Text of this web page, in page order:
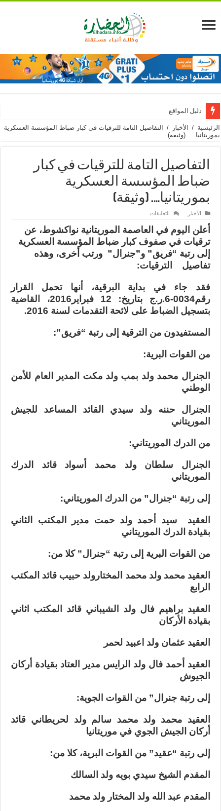
دليل المواقع
الرئيسية / الأخبار / التفاصيل التامة للترقيات في كبار ضباط المؤسسة العسكرية
بموريتانيا…. (وثيقة)
التفاصيل التامة للترقيات في كبار
ضباط المؤسسة العسكرية
بموريتانيا…. (وثيقة)
الأخبار التعليقات
التامة
للترقيات
في
كبار
ضباط
المؤسسة
العسكرية
بموريتانيا….
مغلقة
أعلن اليوم في العاصمة الموريتانية نواكشوط، عن
ترقيات في صفوف كبار ضباط المؤسسة العسكرية
إلى رتبة “فريق” و”جنرال” ورتب أخرى، وهذه
تفاصيل الترقيات:
فقد جاء في بداية البرقية، أنها تحمل القرار
رقم0034-6.ر.ج بتاريخ: 12 فبراير2016، القاضية
بتسجيل الضباط على لائحة التقدمات لسنة 2016.
المستفيدون من الترقية إلى رتبة “فريق”:
من القوات البرية:
الجنرال محمد ولد بمب ولد مكت المدير العام للأمن
الوطني
الجنرال حننه ولد سيدي القائد المساعد للجيش
الموريتاني
من الدرك الموريتاني:
الجنرال سلطان ولد محمد أسواد قائد الدرك
الموريتاني
إلى رتبة “جنرال” من الدرك الموريتاني:
العقيد سيد أحمد ولد حمت مدير المكتب الثاني
بقيادة الدرك الموريتاني
من القوات البرية إلى رتبة “جنرال” كلا من:
العقيد محمد ولد محمد المختارولد حبيب قائد المكتب
الرابع
العقيد براهيم فال ولد الشيباني قائد المكتب اثاني
بقيادة الأركان
العقيد عثمان ولد اعبيد لحمر
العقيد أحمد فال ولد الرايس مدير العتاد بقيادة أركان
الجيوش
إلى رتبة جنرال” من القوات الجوية:
العقيد محمد ولد محمد سالم ولد لحريطاني قائد
أركان الجيش الجوي في موريتانيا
إلى رتبة “عقيد” من القوات البرية، كلا من:
المقدم الشيخ سيدي بويه ولد السالك
المقدم عبد الله ولد المختار ولد محمد